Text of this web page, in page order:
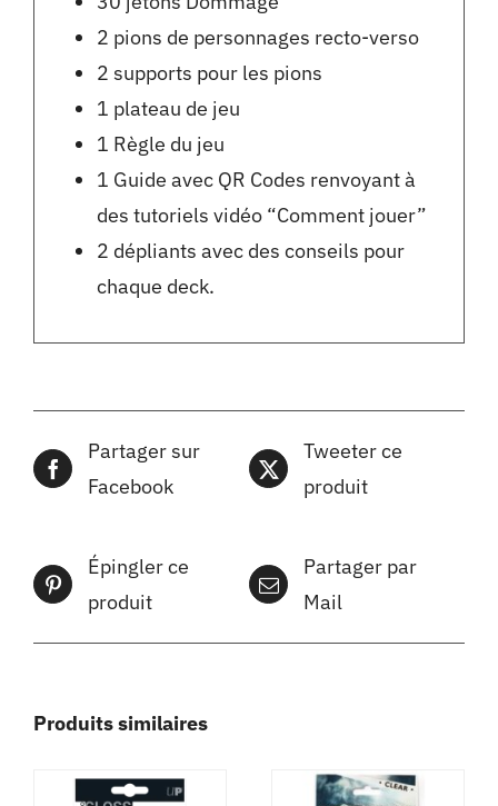
2 pions de personnages recto-verso
2 supports pour les pions
1 plateau de jeu
1 Règle du jeu
1 Guide avec QR Codes renvoyant à
des tutoriels vidéo “Comment jouer”
2 dépliants avec des conseils pour
chaque deck.
Partager sur
Facebook
Tweeter ce
produit
Épingler ce
produit
Partager par
Mail
Produits similaires